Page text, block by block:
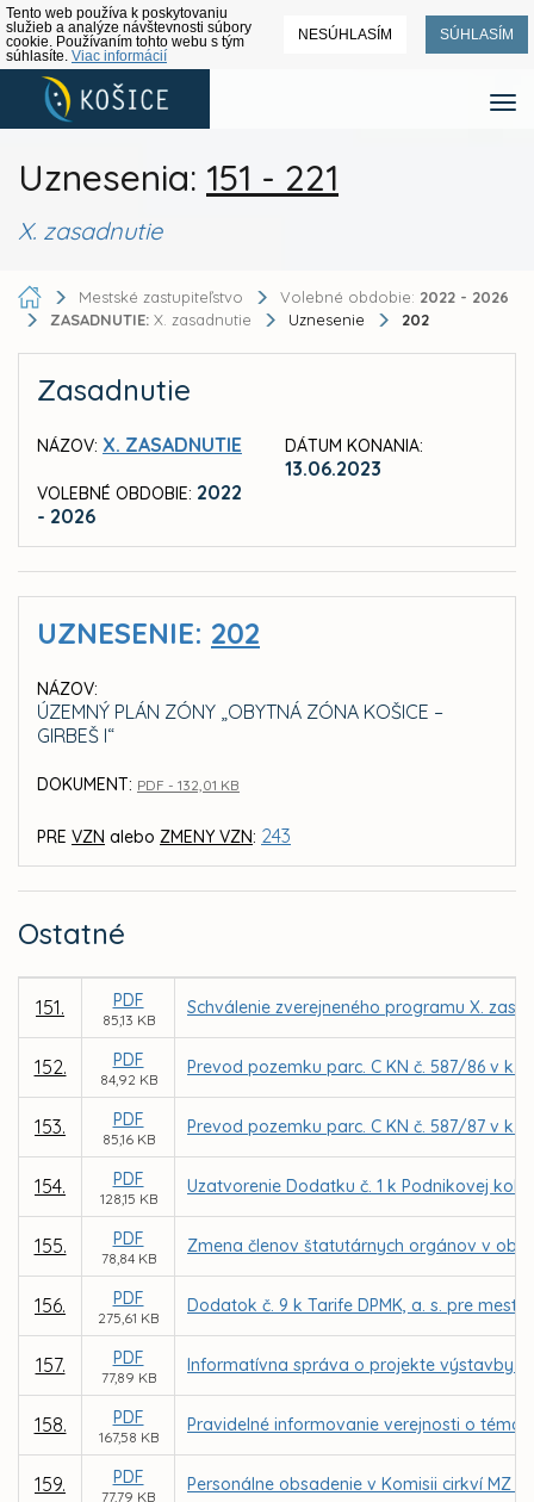
Tento web používa k poskytovaniu
služieb a analýze návštevnosti súbory
cookie. Používaním tohto webu s tým
súhlasíte. Viac informácií
NESÚHLASÍM SÚHLASÍM
Uznesenia: 151 - 221
X. zasadnutie
Mestské zastupiteľstvo Volebné obdobie: 2022 - 2026
ZASADNUTIE: X. zasadnutie Uznesenie 202
Zasadnutie
NÁZOV: X. ZASADNUTIE
VOLEBNÉ OBDOBIE: 2022
- 2026
DÁTUM KONANIA:
13.06.2023
UZNESENIE: 202
NÁZOV:
ÚZEMNÝ PLÁN ZÓNY „OBYTNÁ ZÓNA KOŠICE –
GIRBEŠ I“
DOKUMENT: PDF - 132,01 KB
PRE VZN alebo ZMENY VZN: 243
Ostatné
151. PDF
85,13 KB
Schválenie zverejneného programu X.
152. PDF
84,92 KB
Prevod pozemku parc. C KN č. 587/86 v
153. PDF
85,16 KB
Prevod pozemku parc. C KN č. 587/87 v
154. PDF
128,15 KB
Uzatvorenie Dodatku č. 1 k Podnikovej
155. PDF
78,84 KB
Zmena členov štatutárnych orgánov v
156. PDF
275,61 KB
Dodatok č. 9 k Tarife DPMK, a. s. pre
157. PDF
77,89 KB
Informatívna správa o projekte výstavby
158. PDF
167,58 KB
Pravidelné informovanie verejnosti o
159. PDF
77,79 KB
Personálne obsadenie v Komisii cirkví MZ v